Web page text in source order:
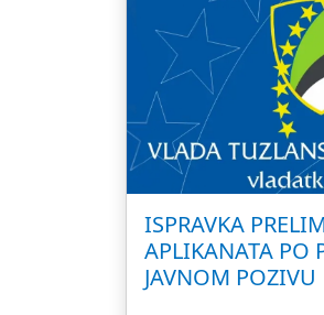
ISPRAVKA
APLIKANATA PO
JAVNOM POZIVU